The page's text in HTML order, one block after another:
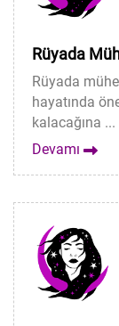
Rüyada
Rüyada
hayatında
kalacağına ...
Devamı